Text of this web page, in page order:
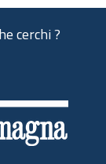
cerchi ?